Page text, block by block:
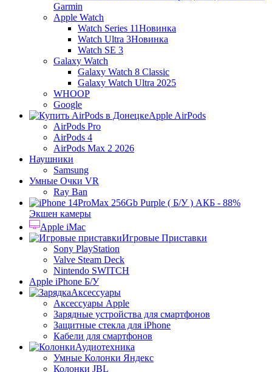
Garmin
Apple Watch
Watch Series 11Новинка
Watch Ultra 3Новинка
Watch SE 3
Galaxy Watch
Galaxy Watch 8 Classic
Galaxy Watch Ultra 2025
WHOOP
Google
Apple AirPods
AirPods Pro
AirPods 4
AirPods Max 2 2026
Наушники
Samsung
Умные Очки VR
Ray Ban
Экшен камеры
Apple iMac
Игровые Приставки
Sony PlayStation
Valve Steam Deck
Nintendo SWITCH
Apple iPhone Б/У
Аксессуары
Аксессуары Apple
Зарядные устройства для смартфонов
Защитные стекла для iPhone
Кабели для смартфонов
Аудиотехника
Умные Колонки Яндекс
Колонки JBL